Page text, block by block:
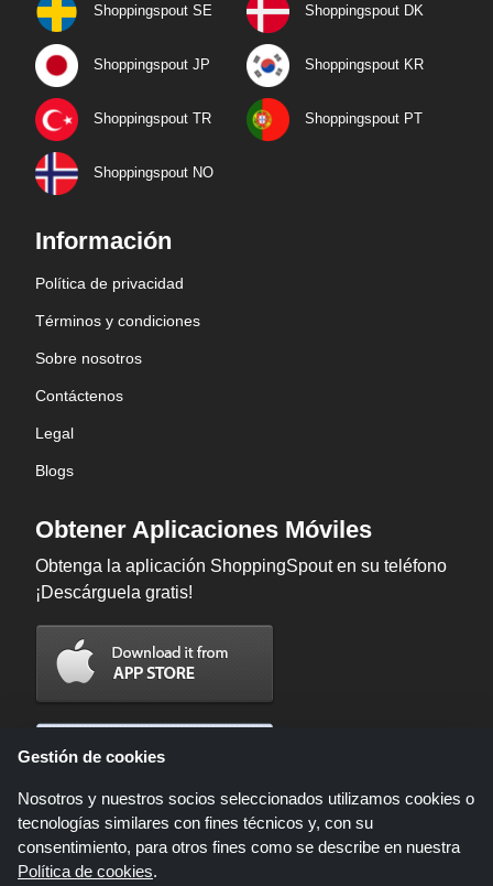
Shoppingspout SE Shoppingspout DK
Shoppingspout JP Shoppingspout KR
Shoppingspout TR Shoppingspout PT
Shoppingspout NO
Información
Política de privacidad
Términos y condiciones
Sobre nosotros
Contáctenos
Legal
Blogs
Obtener Aplicaciones Móviles
Obtenga la aplicación ShoppingSpout en su teléfono
¡Descárguela gratis!
Gestión de cookies
Nosotros y nuestros socios seleccionados utilizamos cookies o
tecnologías similares con fines técnicos y, con su
consentimiento, para otros fines como se describe en nuestra
Política de cookies.